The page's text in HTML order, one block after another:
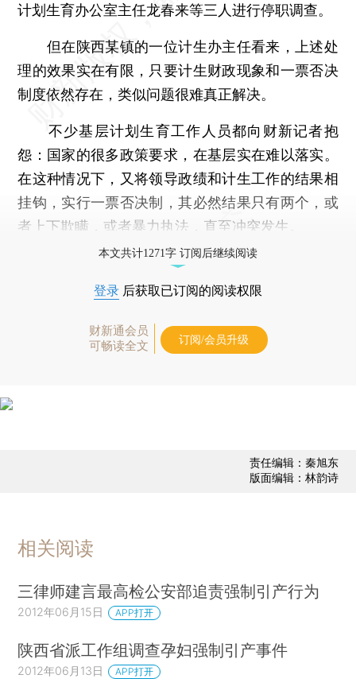
计划生育办公室主任龙春来等三人进行停职调查。
但在陕西某镇的一位计生办主任看来，上述处
理的效果实在有限，只要计生财政现象和一票否决
制度依然存在，类似问题很难真正解决。
不少基层计划生育工作人员都向财新记者抱
怨：国家的很多政策要求，在基层实在难以落实。
在这种情况下，又将领导政绩和计生工作的结果相
挂钩，实行一票否决制，其必然结果只有两个，或
者上下欺瞒，或者暴力执法，直至冲突发生。
本文共计1271字 订阅后继续阅读
登录 后获取已订阅的阅读权限
财新通会员
可畅读全文
订阅/会员升级
责任编辑：秦旭东
版面编辑：林韵诗
相关阅读
三律师建言最高检公安部追责强制引产行为
2012年06月15日 APP打开
陕西省派工作组调查孕妇强制引产事件
2012年06月13日 APP打开